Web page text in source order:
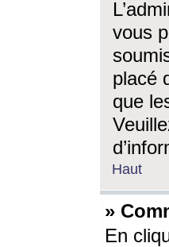
vous
placé
que
Haut
»
En